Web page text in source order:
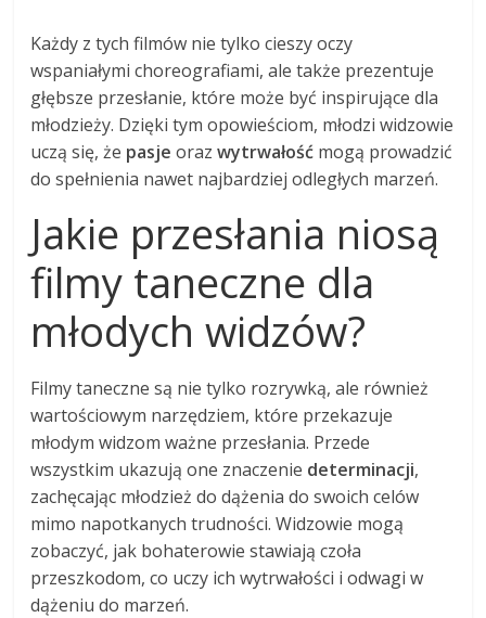
Każdy z tych filmów nie tylko cieszy oczy
wspaniałymi choreografiami, ale także prezentuje
głębsze przesłanie, które może być inspirujące dla
młodzieży. Dzięki tym opowieściom, młodzi widzowie
uczą się, że pasje orazwytrwałość mogą prowadzić
do spełnienia nawet najbardziej odległych marzeń.
Jakie przesłania niosą
filmy taneczne dla
młodych widzów?
Filmy taneczne są nie tylko rozrywką, ale również
wartościowym narzędziem, które przekazuje
młodym widzom ważne przesłania. Przede
wszystkim ukazują one znaczenie determinacji,
zachęcając młodzież do dążenia do swoich celów
mimo napotkanych trudności. Widzowie mogą
zobaczyć, jak bohaterowie stawiają czoła
przeszkodom, co uczy ich wytrwałości i odwagi w
dążeniu do marzeń.